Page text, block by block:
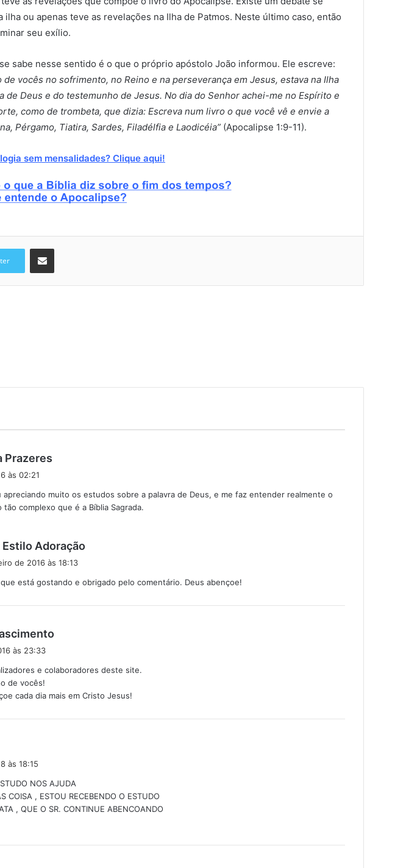
ou apenas teve as revelações na Ilha de Patmos. Neste último caso, então
seu exílio.
sabe nesse sentido é o que o próprio apóstolo João informou. Ele escreve:
de vocês no sofrimento, no Reino e na perseverança em Jesus, estava na Ilha
de Deus e do testemunho de Jesus. No dia do Senhor achei-me no Espírito e
como de trombeta, que dizia: Escreva num livro o que você vê e envie a
Pérgamo, Tiatira, Sardes, Filadélfia e Laodicéia” (Apocalipse 1:9-11).
sem mensalidades? Clique aqui!
Compartilhar via e-mail
Prazeres
s
e
às 02:21
apreciando muito os estudos sobre a palavra de Deus, e me faz entender realmente o
complexo que é a Bíblia Sagrada.
Estilo Adoração
s
de 2016 às 18:13
está gostando e obrigado pelo comentário. Deus abençoe!
s
:
às 23:33
e colaboradores deste site.
de vocês!
cada dia mais em Cristo Jesus!
às 18:15
NOS AJUDA
COISA , ESTOU RECEBENDO O ESTUDO
, QUE O SR. CONTINUE ABENCOANDO